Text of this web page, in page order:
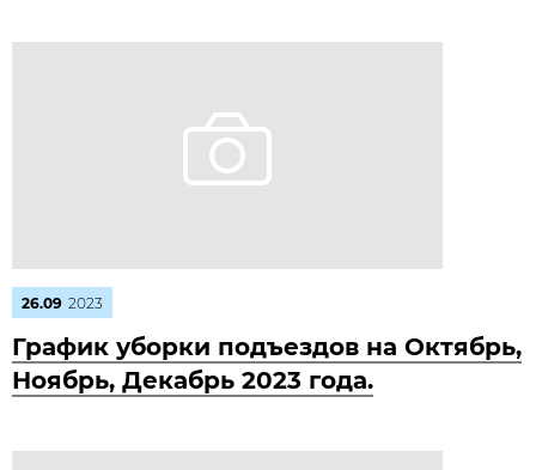
26.09 2023
График уборки подъездов на Октябрь,
Ноябрь, Декабрь 2023 года.